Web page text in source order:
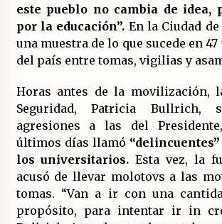
este pueblo no cambia de idea,
por la educación”. En la Ciudad
una muestra de lo que sucede en
del país entre tomas, vigilias y
Horas antes de la movilización,
Seguridad, Patricia Bullrich,
agresiones a las del
últimos días llamó
los universitarios. Esta vez, la
acusó de llevar molotovs a las
tomas. “Van a ir con una
propósito, para intentar ir in